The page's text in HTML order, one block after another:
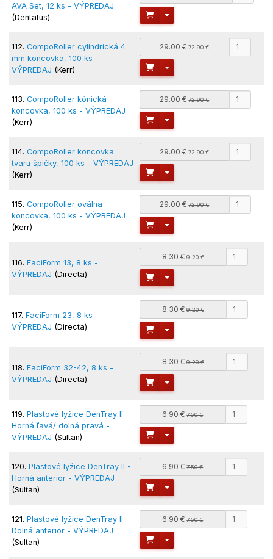
AVA Set, 12 ks - VÝPREDAJ
(Dentatus)
Toggle Dropdown
112. CompoRoller cylindrická 4
mm koncovka, 100 ks -
VÝPREDAJ (Kerr)
29.00 €72.90 €
Toggle Dropdown
113. CompoRoller kónická
koncovka, 100 ks - VÝPREDAJ
(Kerr)
29.00 €72.90 €
Toggle Dropdown
114. CompoRoller koncovka
tvaru špičky, 100 ks - VÝPREDAJ
(Kerr)
29.00 €72.90 €
Toggle Dropdown
115. CompoRoller oválna
koncovka, 100 ks - VÝPREDAJ
(Kerr)
29.00 €72.90 €
Toggle Dropdown
116. FaciForm 13, 8 ks -
VÝPREDAJ (Directa)
8.30 €9.20 €
Toggle Dropdown
117. FaciForm 23, 8 ks -
VÝPREDAJ (Directa)
8.30 €9.20 €
Toggle Dropdown
118. FaciForm 32-42, 8 ks -
VÝPREDAJ (Directa)
8.30 €9.20 €
Toggle Dropdown
119. Plastové lyžice DenTray II -
Horná ľavá/ dolná pravá -
VÝPREDAJ (Sultan)
6.90 €7.50 €
Toggle Dropdown
120. Plastové lyžice DenTray II -
Horná anterior - VÝPREDAJ
(Sultan)
6.90 €7.50 €
Toggle Dropdown
121. Plastové lyžice DenTray II -
Dolná anterior - VÝPREDAJ
(Sultan)
6.90 €7.50 €
Toggle Dropdown